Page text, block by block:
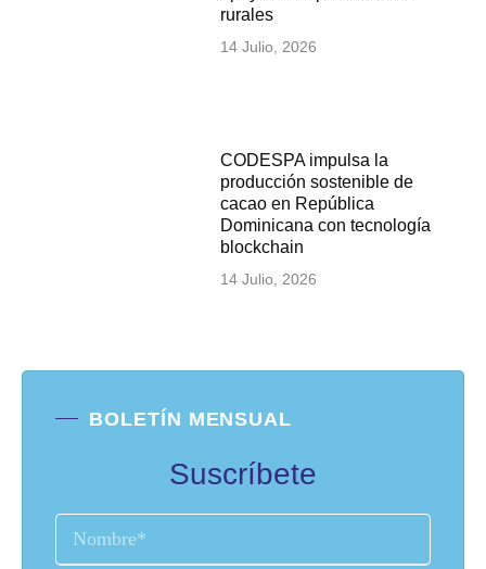
rurales
14 Julio, 2026
CODESPA impulsa la
producción sostenible de
cacao en República
Dominicana con tecnología
blockchain
14 Julio, 2026
BOLETÍN MENSUAL
Suscríbete